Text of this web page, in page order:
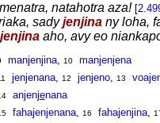
natahotra aza! [
sadyjenjinany loha,
jenjinaaho, avy eo
manjenjina, 10
manjenjena
jenjenana, 12 jenjeno, 13
anjenjenana
fahajenjenana, 16 fahajenjina,